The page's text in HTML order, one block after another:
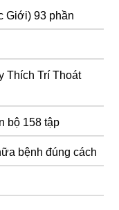
Giới) 93 phần
Thích Trí Thoát
bộ 158 tập
bệnh đúng cách